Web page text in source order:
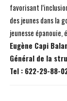
favorisant
des jeunes dans la
jeunesse épanouie,
Eugène Capi
Général de la
Tel : 622-29-88-